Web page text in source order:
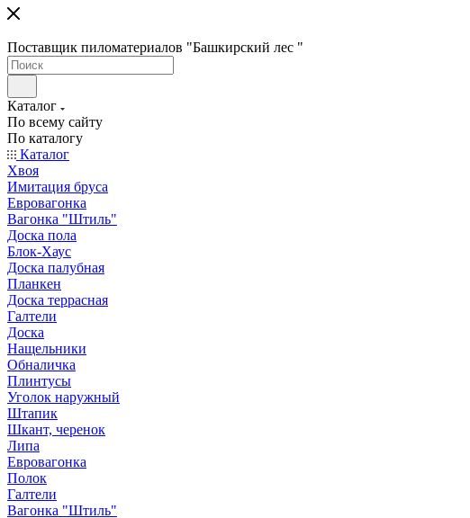
Поставщик пиломатериалов "Башкирский лес "
Каталог
По всему сайту
По каталогу
Каталог
Хвоя
Имитация бруса
Евровагонка
Вагонка "Штиль"
Доска пола
Блок-Хаус
Доска палубная
Планкен
Доска террасная
Галтели
Доска
Нащельники
Обналичка
Плинтусы
Уголок наружный
Штапик
Шкант, черенок
Липа
Евровагонка
Полок
Галтели
Вагонка "Штиль"